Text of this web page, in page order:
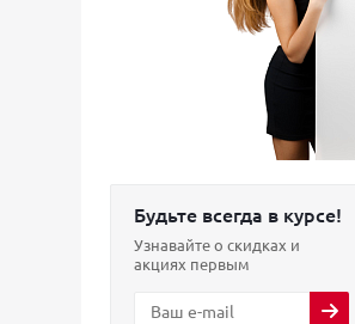
Будьте всегда в курсе!
Узнавайте о скидках и
акциях первым